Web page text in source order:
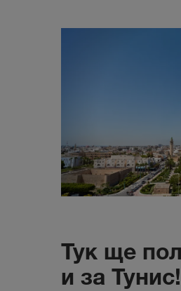
Тук ще
и за Тунис!